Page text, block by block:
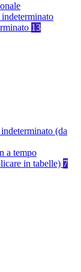
13
(da
a tempo
in tabelle) 7